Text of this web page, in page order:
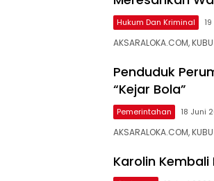
Hukum Dan Kriminal
AKSARALOKA.COM,
Penduduk
“Kejar Bola”
Pemerintahan 18 Juni
AKSARALOKA.COM,
Karolin